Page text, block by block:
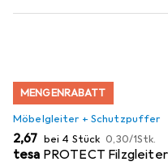
MENGENRABATT
Möbelgleiter + Schutzpuffer
EUR
2,67 bei 4 Stück EUR
0,30/1Stk.
tesa PROTECT